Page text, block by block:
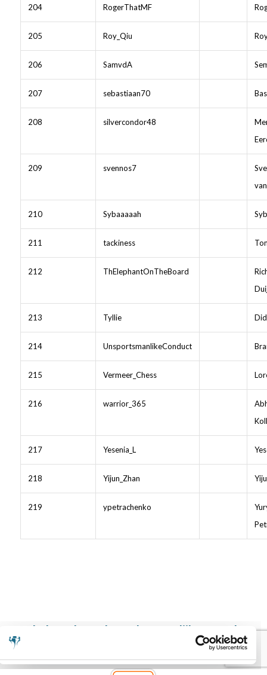
204 RogerThatMF
205 Roy_Qiu
206 SamvdA
207 sebastiaan70
208 silvercondor48
209 svennos7
210 Sybaaaaah
211 tackiness
212 ThElephantOnTheBoard
213 Tyllie
214 UnsportsmanlikeConduct
215 Vermeer_Chess
216 warrior_365
217 Yesenia_L
218 Yijun_Zhan
219 ypetrachenko
Schaken.nl wordt mede mogelijk gemaakt